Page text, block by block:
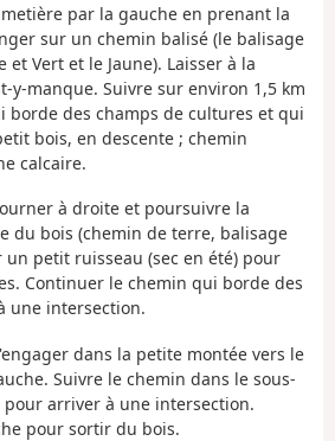
par la gauche en prenant la
sur un chemin balisé (le balisage
Vert et le Jaune). Laisser à la
y-manque. Suivre sur environ 1,5 km
borde des champs de cultures et qui
bois, en descente ; chemin
calcaire.
à droite et poursuivre la
du bois (chemin de terre, balisage
un petit ruisseau (sec en été) pour
Continuer le chemin qui borde des
une intersection.
dans la petite montée vers le
Suivre le chemin dans le sous-
arriver à une intersection.
pour sortir du bois.